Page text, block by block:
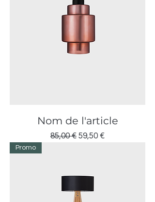
Nom de l'article
Prix original
85,00 € Prix promotionnel
59,50 €
Promo